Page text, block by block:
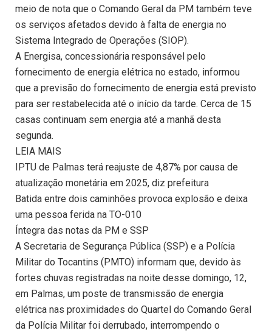
meio de nota que o Comando Geral da PM também teve
os serviços afetados devido à falta de energia no
Sistema Integrado de Operações (SIOP).
A Energisa, concessionária responsável pelo
fornecimento de energia elétrica no estado, informou
que a previsão do fornecimento de energia está previsto
para ser restabelecida até o início da tarde. Cerca de 15
casas continuam sem energia até a manhã desta
segunda.
LEIA MAIS
IPTU de Palmas terá reajuste de 4,87% por causa de
atualização monetária em 2025, diz prefeitura
Batida entre dois caminhões provoca explosão e deixa
uma pessoa ferida na TO-010
Íntegra das notas da PM e SSP
A Secretaria de Segurança Pública (SSP) e a Polícia
Militar do Tocantins (PMTO) informam que, devido às
fortes chuvas registradas na noite desse domingo, 12,
em Palmas, um poste de transmissão de energia
elétrica nas proximidades do Quartel do Comando Geral
da Polícia Militar foi derrubado, interrompendo o